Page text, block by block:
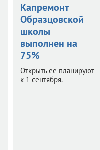
Капремонт
Образцовской
школы
выполнен на
75%
Открыть ее планируют
к 1 сентября.